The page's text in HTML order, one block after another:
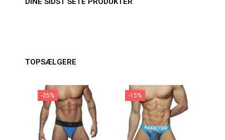
TOPSÆLGERE
-25% -15%